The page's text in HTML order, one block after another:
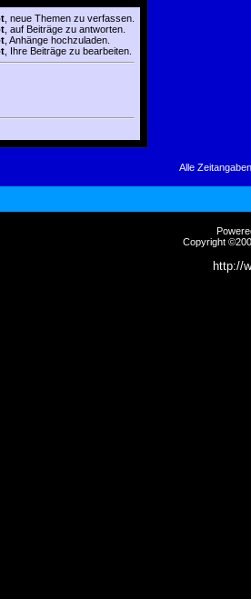
, neue Themen zu verfassen.
, auf Beiträge zu antworten.
, Anhänge hochzuladen.
, Ihre Beiträge zu bearbeiten.
Alle
Copyright
http://